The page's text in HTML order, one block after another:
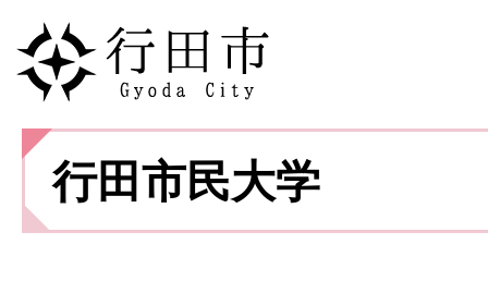
行田市民大学